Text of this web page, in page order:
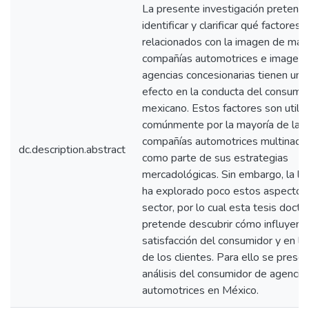
dc.description.abstract
La presente investigación
identificar y clarificar qué factores
relacionados con la imagen de
compañías automotrices e imagen
agencias concesionarias tienen un
efecto en la conducta del
mexicano. Estos factores son
comúnmente por la mayoría de las
compañías automotrices
como parte de sus estrategias
mercadológicas. Sin embargo, la
ha explorado poco estos
sector, por lo cual esta tesis
pretende descubrir cómo influyen
satisfacción del consumidor y en
de los clientes. Para ello se
análisis del consumidor de
automotrices en México.